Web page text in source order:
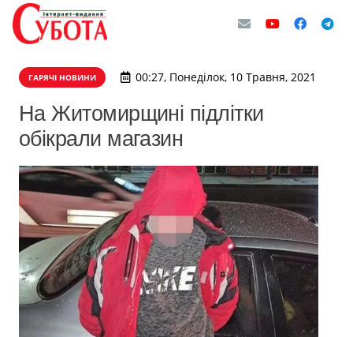
ГАРЯЧІ НОВИНИ 00:27, Понеділок, 10 Травня, 2021
​На Житомирщині підлітки
обікрали магазин